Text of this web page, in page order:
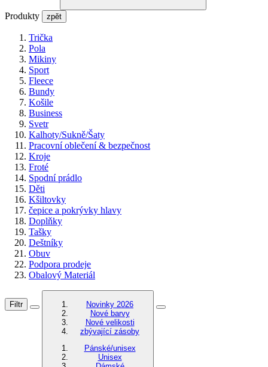
Produkty zpět
Trička
Pola
Mikiny
Sport
Fleece
Bundy
Košile
Business
Svetr
Kalhoty/Sukně/Šaty
Pracovní oblečení & bezpečnost
Kroje
Froté
Spodní prádlo
Děti
Kšiltovky
čepice a pokrývky hlavy
Doplňky
Tašky
Deštníky
Obuv
Podpora prodeje
Obalový Materiál
Filtr
Novinky 2026
Nové barvy
Nové velikosti
zbývající zásoby
Pánské/unisex
Unisex